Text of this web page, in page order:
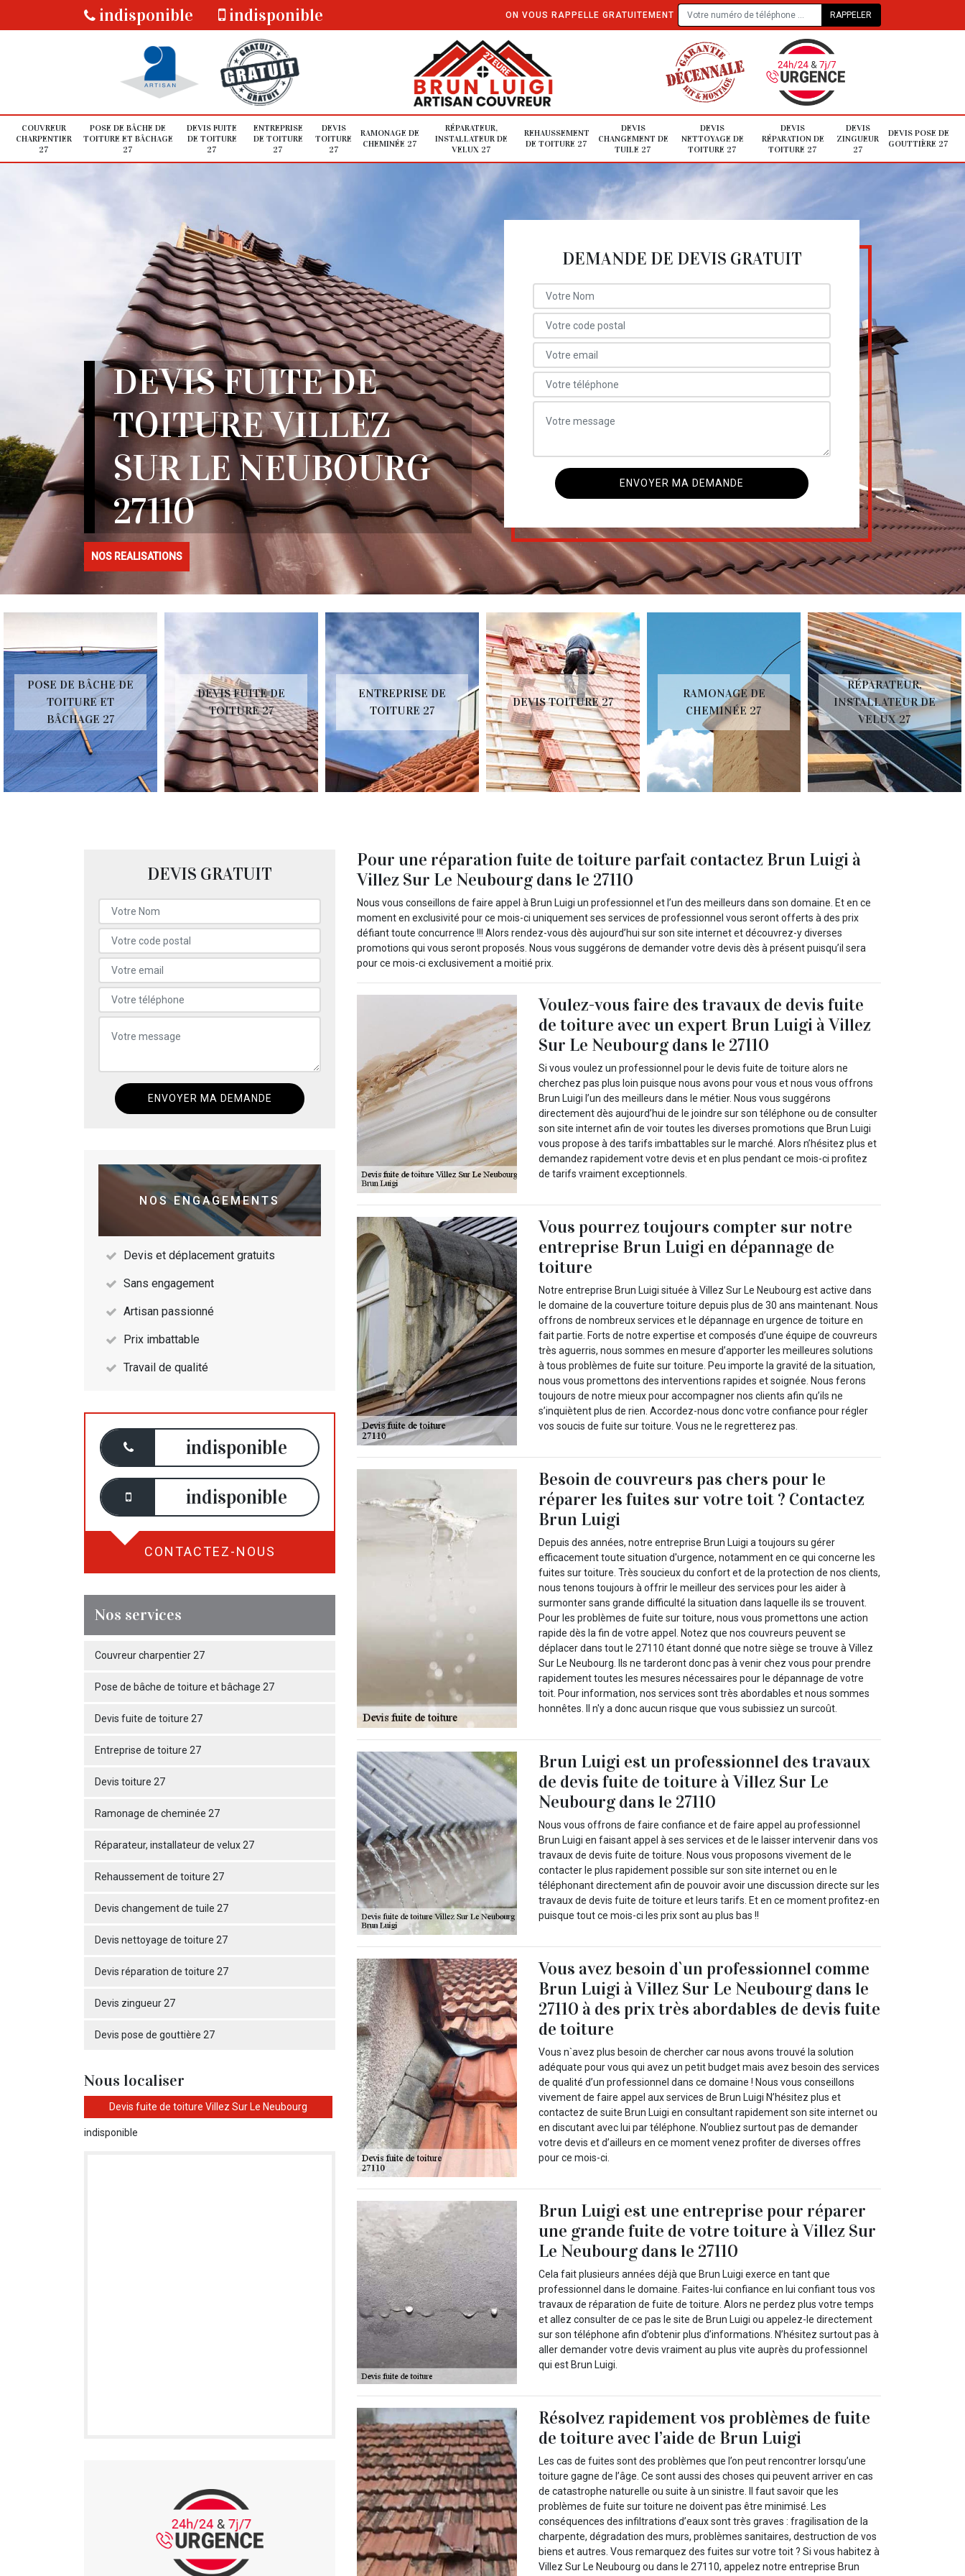
indisponible indisponible ON VOUS RAPPELLE GRATUITEMENT
COUVREUR
CHARPENTIER
27
POSE DE BÂCHE DE
TOITURE ET BÂCHAGE
27
DEVIS FUITE
DE TOITURE
27
ENTREPRISE
DE TOITURE
27
DEVIS
TOITURE
27
RAMONAGE DE
CHEMINÉE 27
RÉPARATEUR,
INSTALLATEUR DE
VELUX 27
REHAUSSEMENT
DE TOITURE 27
DEVIS
CHANGEMENT DE
TUILE 27
DEVIS
NETTOYAGE DE
TOITURE 27
DEVIS
RÉPARATION DE
TOITURE 27
DEVIS
ZINGUEUR
27
DEVIS POSE DE
GOUTTIÈRE 27
DEVIS FUITE DE
TOITURE VILLEZ
SUR LE NEUBOURG
27110
NOS REALISATIONS
DEMANDE DE DEVIS GRATUIT
POSE DE BÂCHE DE
TOITURE ET
BÂCHAGE 27
DEVIS FUITE DE
TOITURE 27
ENTREPRISE DE
TOITURE 27
DEVIS TOITURE 27
RAMONAGE DE
CHEMINÉE 27
RÉPARATEUR,
INSTALLATEUR DE
VELUX 27
DEVIS GRATUIT
NOS ENGAGEMENTS
Devis et déplacement gratuits
Sans engagement
Artisan passionné
Prix imbattable
Travail de qualité
indisponible
indisponible
CONTACTEZ-NOUS
Nos services
Couvreur charpentier 27
Pose de bâche de toiture et bâchage 27
Devis fuite de toiture 27
Entreprise de toiture 27
Devis toiture 27
Ramonage de cheminée 27
Réparateur, installateur de velux 27
Rehaussement de toiture 27
Devis changement de tuile 27
Devis nettoyage de toiture 27
Devis réparation de toiture 27
Devis zingueur 27
Devis pose de gouttière 27
Nous localiser
Devis fuite de toiture Villez Sur Le Neubourg
indisponible
Pour une réparation fuite de toiture parfait contactez Brun Luigi à
Villez Sur Le Neubourg dans le 27110
Nous vous conseillons de faire appel à Brun Luigi un professionnel et l’un des meilleurs dans son domaine. Et en ce
moment en exclusivité pour ce mois-ci uniquement ses services de professionnel vous seront offerts à des prix
défiant toute concurrence !!! Alors rendez-vous dès aujourd’hui sur son site internet et découvrez-y diverses
promotions qui vous seront proposés. Nous vous suggérons de demander votre devis dès à présent puisqu’il sera
pour ce mois-ci exclusivement a moitié prix.
Voulez-vous faire des travaux de devis fuite
de toiture avec un expert Brun Luigi à Villez
Sur Le Neubourg dans le 27110
Si vous voulez un professionnel pour le devis fuite de toiture alors ne
cherchez pas plus loin puisque nous avons pour vous et nous vous offrons
Brun Luigi l’un des meilleurs dans le métier. Nous vous suggérons
directement dès aujourd’hui de le joindre sur son téléphone ou de consulter
son site internet afin de voir toutes les diverses promotions que Brun Luigi
vous propose à des tarifs imbattables sur le marché. Alors n’hésitez plus et
demandez rapidement votre devis et en plus pendant ce mois-ci profitez
de tarifs vraiment exceptionnels.
Vous pourrez toujours compter sur notre
entreprise Brun Luigi en dépannage de
toiture
Notre entreprise Brun Luigi située à Villez Sur Le Neubourg est active dans
le domaine de la couverture toiture depuis plus de 30 ans maintenant. Nous
offrons de nombreux services et le dépannage en urgence de toiture en
fait partie. Forts de notre expertise et composés d’une équipe de couvreurs
très aguerris, nous sommes en mesure d’apporter les meilleures solutions
à tous problèmes de fuite sur toiture. Peu importe la gravité de la situation,
nous vous promettons des interventions rapides et soignée. Nous ferons
toujours de notre mieux pour accompagner nos clients afin qu’ils ne
s’inquiètent plus de rien. Accordez-nous donc votre confiance pour régler
vos soucis de fuite sur toiture. Vous ne le regretterez pas.
Besoin de couvreurs pas chers pour le
réparer les fuites sur votre toit ? Contactez
Brun Luigi
Depuis des années, notre entreprise Brun Luigi a toujours su gérer
efficacement toute situation d'urgence, notamment en ce qui concerne les
fuites sur toiture. Très soucieux du confort et de la protection de nos clients,
nous tenons toujours à offrir le meilleur des services pour les aider à
surmonter sans grande difficulté la situation dans laquelle ils se trouvent.
Pour les problèmes de fuite sur toiture, nous vous promettons une action
rapide dès la fin de votre appel. Notez que nos couvreurs peuvent se
déplacer dans tout le 27110 étant donné que notre siège se trouve à Villez
Sur Le Neubourg. Ils ne tarderont donc pas à venir chez vous pour prendre
rapidement toutes les mesures nécessaires pour le dépannage de votre
toit. Pour information, nos services sont très abordables et nous sommes
honnêtes. Il n'y a donc aucun risque que vous subissiez un surcoût.
Brun Luigi est un professionnel des travaux
de devis fuite de toiture à Villez Sur Le
Neubourg dans le 27110
Nous vous offrons de faire confiance et de faire appel au professionnel
Brun Luigi en faisant appel à ses services et de le laisser intervenir dans vos
travaux de devis fuite de toiture. Nous vous proposons vivement de le
contacter le plus rapidement possible sur son site internet ou en le
téléphonant directement afin de pouvoir avoir une discussion directe sur les
travaux de devis fuite de toiture et leurs tarifs. Et en ce moment profitez-en
puisque tout ce mois-ci les prix sont au plus bas !!
Vous avez besoin d`un professionnel comme
Brun Luigi à Villez Sur Le Neubourg dans le
27110 à des prix très abordables de devis fuite
de toiture
Vous n`avez plus besoin de chercher car nous avons trouvé la solution
adéquate pour vous qui avez un petit budget mais avez besoin des services
de qualité d’un professionnel dans ce domaine ! Nous vous conseillons
vivement de faire appel aux services de Brun Luigi N’hésitez plus et
contactez de suite Brun Luigi en consultant rapidement son site internet ou
en discutant avec lui par téléphone. N’oubliez surtout pas de demander
votre devis et d’ailleurs en ce moment venez profiter de diverses offres
pour ce mois-ci.
Brun Luigi est une entreprise pour réparer
une grande fuite de votre toiture à Villez Sur
Le Neubourg dans le 27110
Cela fait plusieurs années déjà que Brun Luigi exerce en tant que
professionnel dans le domaine. Faites-lui confiance en lui confiant tous vos
travaux de réparation de fuite de toiture. Alors ne perdez plus votre temps
et allez consulter de ce pas le site de Brun Luigi ou appelez-le directement
sur son téléphone afin d’obtenir plus d’informations. N’hésitez surtout pas à
aller demander votre devis vraiment au plus vite auprès du professionnel
qui est Brun Luigi.
Résolvez rapidement vos problèmes de fuite
de toiture avec l’aide de Brun Luigi
Les cas de fuites sont des problèmes que l’on peut rencontrer lorsqu’une
toiture gagne de l’âge. Ce sont aussi des choses qui peuvent arriver en cas
de catastrophe naturelle ou suite à un sinistre. Il faut savoir que les
problèmes de fuite sur toiture ne doivent pas être minimisé. Les
conséquences des infiltrations d’eaux sont très graves : fragilisation de la
charpente, dégradation des murs, problèmes sanitaires, destruction de vos
biens et autres. Vous remarquez des fuites sur votre toit ? Si vous habitez à
Villez Sur Le Neubourg ou dans le 27110, appelez notre entreprise Brun